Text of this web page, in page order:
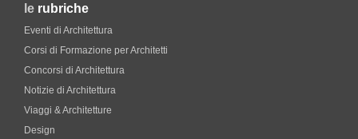
le rubriche
Eventi di Architettura
Corsi di Formazione per Architetti
Concorsi di Architettura
Notizie di Architettura
Viaggi & Architetture
Design